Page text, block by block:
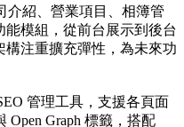
介紹、營業項目、相簿管
模組，從前台展示到後台
注重擴充彈性，為未來功
管理工具，支援各頁面
Open Graph 標籤，搭配